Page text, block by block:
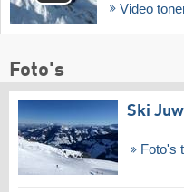
Video
Foto's
Ski
Foto's